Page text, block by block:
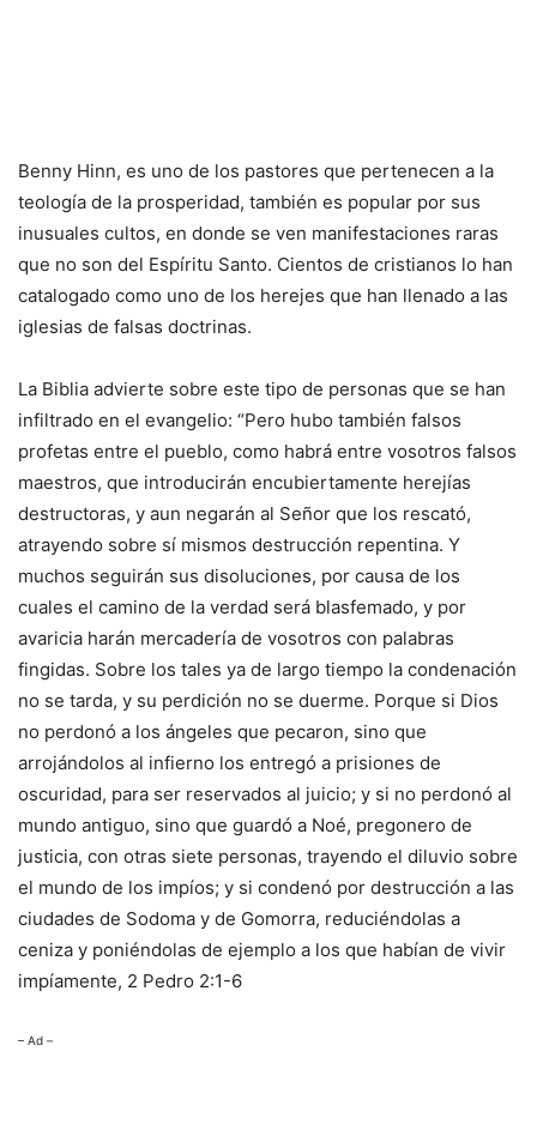
Benny Hinn, es uno de los pastores que pertenecen a la
teología de la prosperidad, también es popular por sus
inusuales cultos, en donde se ven manifestaciones raras
que no son del Espíritu Santo. Cientos de cristianos lo han
catalogado como uno de los herejes que han llenado a las
iglesias de falsas doctrinas.
La Biblia advierte sobre este tipo de personas que se han
infiltrado en el evangelio: “Pero hubo también falsos
profetas entre el pueblo, como habrá entre vosotros falsos
maestros, que introducirán encubiertamente herejías
destructoras, y aun negarán al Señor que los rescató,
atrayendo sobre sí mismos destrucción repentina. Y
muchos seguirán sus disoluciones, por causa de los
cuales el camino de la verdad será blasfemado, y por
avaricia harán mercadería de vosotros con palabras
fingidas. Sobre los tales ya de largo tiempo la condenación
no se tarda, y su perdición no se duerme. Porque si Dios
no perdonó a los ángeles que pecaron, sino que
arrojándolos al infierno los entregó a prisiones de
oscuridad, para ser reservados al juicio; y si no perdonó al
mundo antiguo, sino que guardó a Noé, pregonero de
justicia, con otras siete personas, trayendo el diluvio sobre
el mundo de los impíos; y si condenó por destrucción a las
ciudades de Sodoma y de Gomorra, reduciéndolas a
ceniza y poniéndolas de ejemplo a los que habían de vivir
impíamente, 2 Pedro 2:1-6
– Ad –